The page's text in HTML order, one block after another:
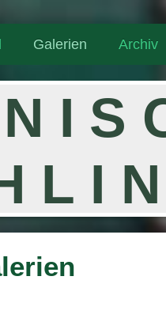
Galerien Archiv
I S
L I